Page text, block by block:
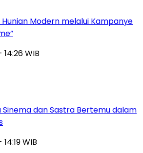
Hunian Modern melalui Kampanye
WIB
Sinema dan Sastra Bertemu dalam
WIB